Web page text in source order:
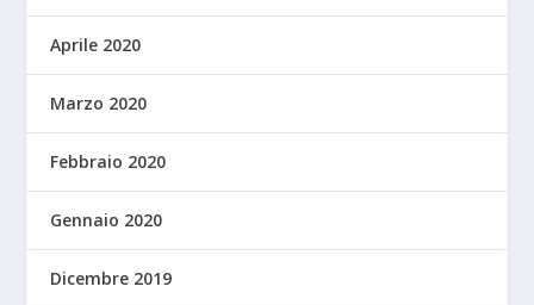
Aprile 2020
Marzo 2020
Febbraio 2020
Gennaio 2020
Dicembre 2019